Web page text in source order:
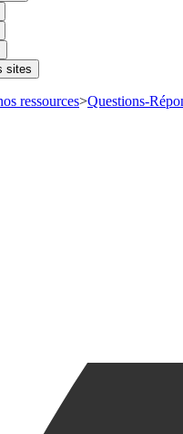
sites
ressources>Questions-